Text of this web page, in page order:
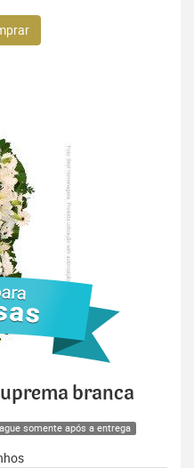
branca
somente após a entrega